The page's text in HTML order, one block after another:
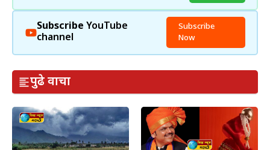
Subscribe YouTube
channel
Subscribe
Now
पुढे वाचा